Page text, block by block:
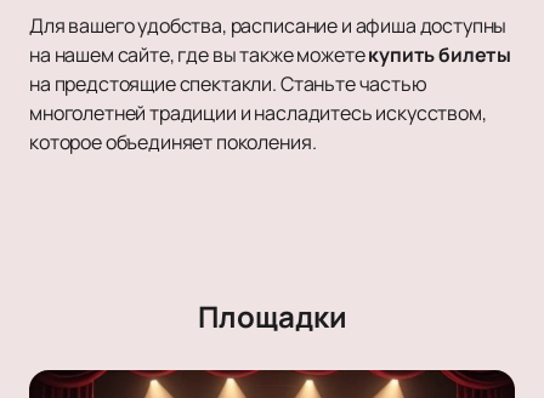
Танцевальный спектакль
Пластический спектакль
Трагедия
Рок-опера
Мелодрама
Гастроли Театра Чехова
Для вашего удобства, расписание и афиша доступны
на нашем сайте, где вы также можетекупить билеты
на предстоящие спектакли. Станьте частью
многолетней традиции и насладитесь искусством,
которое объединяет поколения.
Площадки